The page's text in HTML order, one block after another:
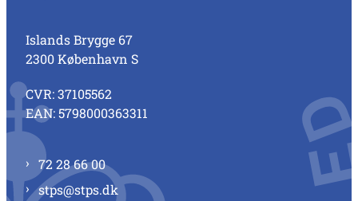
Islands Brygge 67
2300 København S
CVR: 37105562
EAN: 5798000363311
72 28 66 00
stps@stps.dk